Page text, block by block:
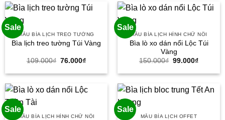
650.000₫.
79.000₫.
Sale
MẪU BÌA LỊCH TREO TƯỜNG
Bìa lịch treo tường Túi Vàng
109.000₫ Giá
là:
76.000₫Giá
tại
76.000₫.
Sale
MẪU BÌA LỊCH HÌNH CHỮ NỔI
Bìa lò xo dán nổi Lộc Túi
Vàng
150.000₫ Giá
là:
99.000₫Giá
tại
Sale
MẪU BÌA LỊCH HÌNH CHỮ NỔI
Sale
MẪU BÌA LỊCH OFFET